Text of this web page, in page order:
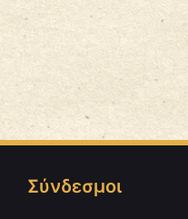
Σύνδεσμοι